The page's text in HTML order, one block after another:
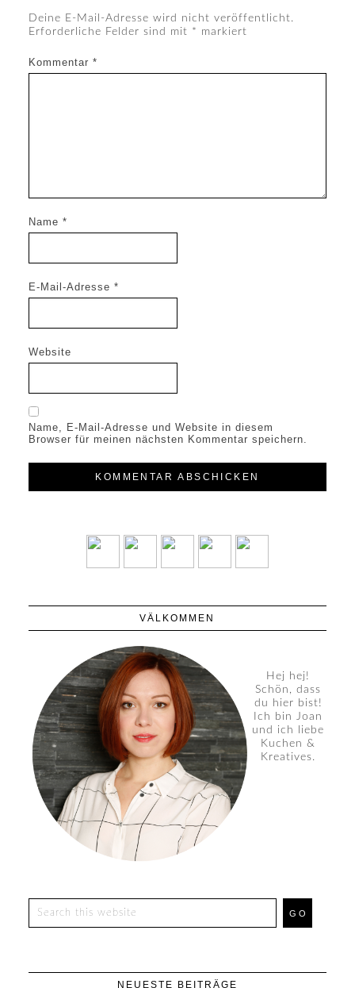
Deine E-Mail-Adresse wird nicht veröffentlicht.
Erforderliche Felder sind mit * markiert
Kommentar *
Name *
E-Mail-Adresse *
Website
Name, E-Mail-Adresse und Website in diesem
Browser für meinen nächsten Kommentar speichern.
VÄLKOMMEN
Hej hej!
Schön, dass
du hier bist!
Ich bin Joan
und ich liebe
Kuchen &
Kreatives.
NEUESTE BEITRÄGE